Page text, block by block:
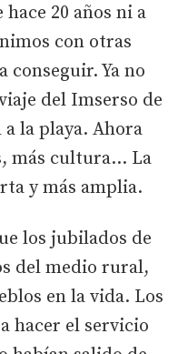
hace 20 años ni a
con otras
conseguir. Ya no
del Imserso de
la playa. Ahora
más cultura... La
y más amplia.
los jubilados de
del medio rural,
en la vida. Los
hacer el servicio